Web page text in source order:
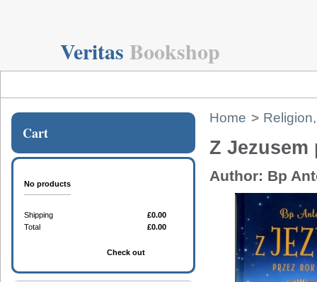
Veritas Bookshop
Cart
No products
Shipping
£0.00
Total
£0.00
Check out
Home >
Z
Author: Bp